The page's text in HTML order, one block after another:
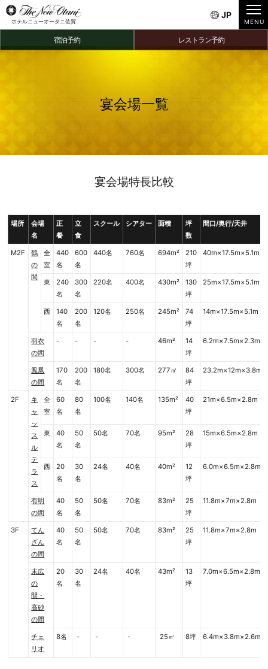
ホテルニューオータニ佐賀
JP
宿泊予約 レストラン予約
宴会場一覧
宴会場特長比較
場所
会場
名
正
餐
立
食
スクール シアター 面積
坪
数
間口/奥行/天井
M2F
鶴
の
間
全
室
440
名
600
名
440名 760名 694m²
210
坪
40m×17.5m×5.1m
東
240
名
300
名
220名 400名 430m²
130
坪
25m×17.5m×5.1m
西
140
名
200
名
120名 250名 245m²
74
坪
14m×17.5m×5.1m
羽衣
の間
- - - - 46m²
14
坪
6.2m×7.5m×2.3m
鳳凰
の間
170
名
200
名
180名 300名 277㎡
84
坪
23.2m×12m×3.8m
2F
キ
ャ
ッ
ス
ル
テ
ラ
ス
全
室
60
名
80
名
100名 140名 135m²
40
坪
21m×6.5m×2.8m
東
40
名
50
名
50名 70名 95m²
28
坪
15m×6.5m×2.8m
西
20
名
30
名
24名 40名 40m²
12
坪
6.0m×6.5m×2.8m
有明
の間
40
名
50
名
50名 70名 83m²
25
坪
11.8m×7m×2.8m
3F
てん
ざん
の間
40
名
50
名
50名 70名 83m²
25
坪
11.8m×7m×2.8m
末広
の
間・
高砂
の間
20
名
30
名
24名 40名 43m²
13
坪
7.0m×6.5m×2.8m
チェ
リオ
8名 - - - 25㎡ 8坪 6.4m×3.8m×2.6m